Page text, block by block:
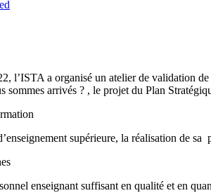
l’ISTA a organisé un atelier de validation
sommes arrivés ? , le projet du Plan
supérieure, la réalisation de
enseignant suffisant en qualité et en